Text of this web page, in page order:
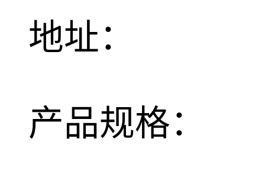
地址：
产品规格：